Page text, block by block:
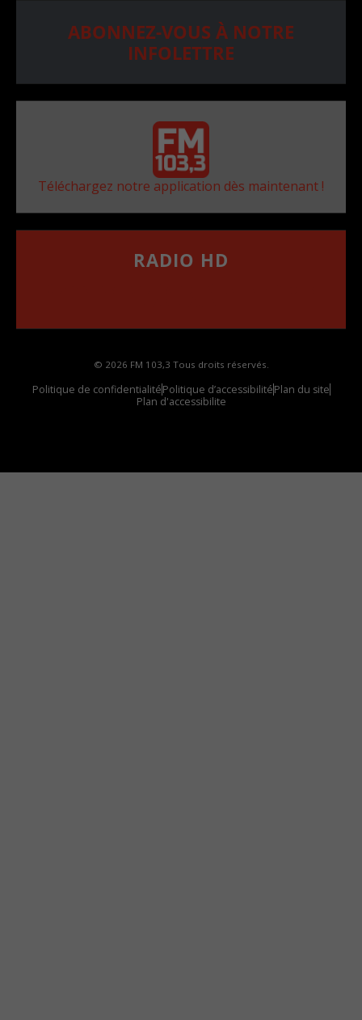
ABONNEZ-VOUS À NOTRE
INFOLETTRE
Téléchargez notre application dès maintenant !
RADIO HD
© 2026 FM 103,3 Tous droits réservés.
Politique de confidentialitéPolitique d’accessibilitéPlan du site
Plan d'accessibilite